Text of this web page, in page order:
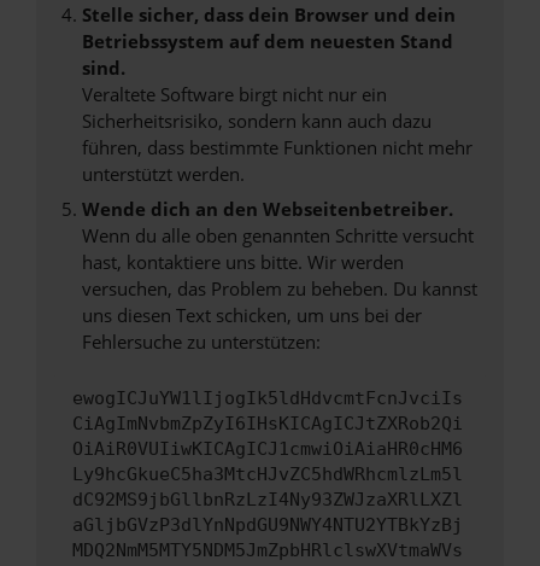
Stelle sicher, dass dein Browser und dein
Betriebssystem auf dem neuesten Stand
sind.
Veraltete Software birgt nicht nur ein
Sicherheitsrisiko, sondern kann auch dazu
führen, dass bestimmte Funktionen nicht mehr
unterstützt werden.
Wende dich an den Webseitenbetreiber.
Wenn du alle oben genannten Schritte versucht
hast, kontaktiere uns bitte. Wir werden
versuchen, das Problem zu beheben. Du kannst
uns diesen Text schicken, um uns bei der
Fehlersuche zu unterstützen:
ewogICJuYW1lIjogIk5ldHdvcmtFcnJvciIs
CiAgImNvbmZpZyI6IHsKICAgICJtZXRob2Qi
OiAiR0VUIiwKICAgICJ1cmwiOiAiaHR0cHM6
Ly9hcGkueC5ha3MtcHJvZC5hdWRhcmlzLm5l
dC92MS9jbGllbnRzLzI4Ny93ZWJzaXRlLXZl
aGljbGVzP3dlYnNpdGU9NWY4NTU2YTBkYzBj
MDQ2NmM5MTY5NDM5JmZpbHRlclswXVtmaWVs